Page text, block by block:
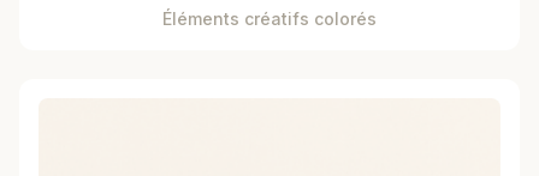
Éléments créatifs colorés